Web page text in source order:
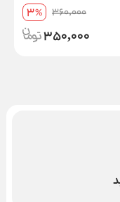
360,000
3%
350,000